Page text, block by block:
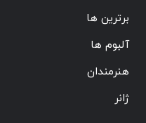
برترین ها
آلبوم ها
هنرمندان
ژانر
آهنگ Love
ترک از آلبوم
HITCHHIKER
(Special